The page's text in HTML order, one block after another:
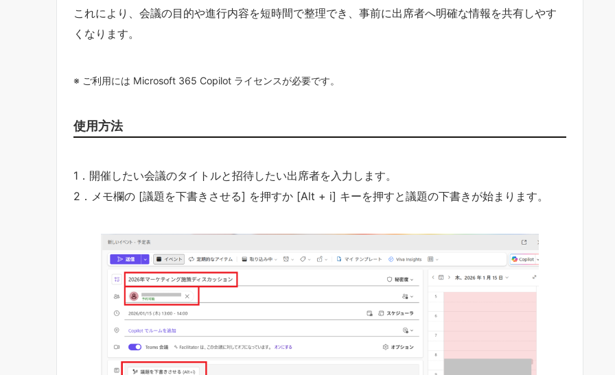
これにより、会議の目的や進行内容を短時間で整理でき、事前に出席者へ明確な情報を共有しやす
くなります。
※ ご利用には Microsoft 365 Copilot ライセンスが必要です。
使用方法
1．開催したい会議のタイトルと招待したい出席者を入力します。
2．メモ欄の [議題を下書きさせる] を押すか [Alt + i] キーを押すと議題の下書きが始まります。